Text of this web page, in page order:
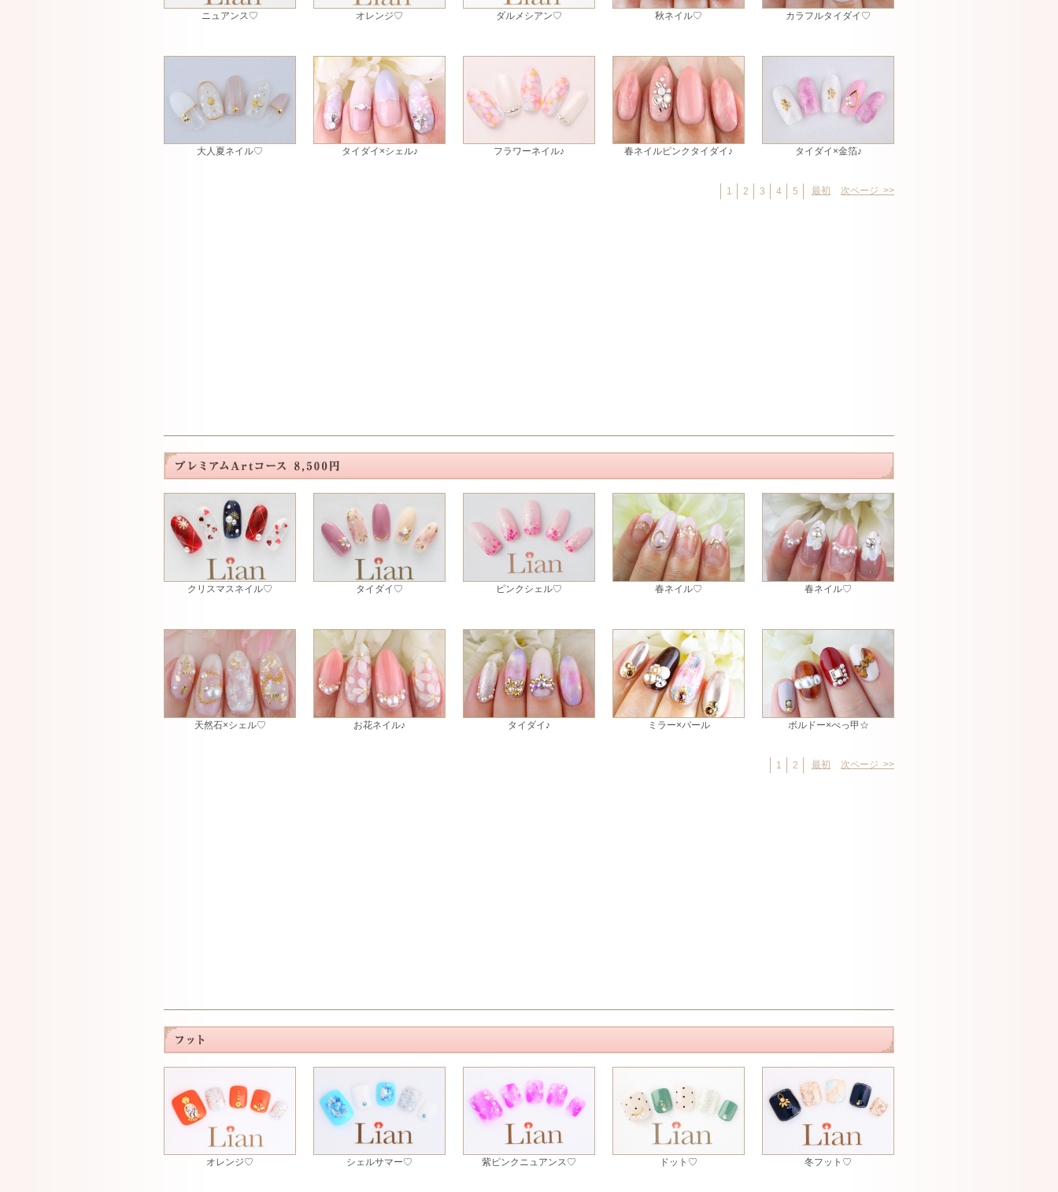
ニュアンス♡ オレンジ♡ ダルメシアン♡ 秋ネイル♡ カラフルタイダイ♡
大人夏ネイル♡ タイダイ×シェル♪ フラワーネイル♪ 春ネイルピンクタイダイ♪ タイダイ×金箔♪
最初 次ページ >>
1 2 3 4 5
クリスマスネイル♡ タイダイ♡ ピンクシェル♡ 春ネイル♡ 春ネイル♡
天然石×シェル♡ お花ネイル♪ タイダイ♪ ミラー×パール ボルドー×べっ甲☆
最初 次ページ >>
1 2
オレンジ♡ シェルサマー♡ 紫ピンクニュアンス♡ ドット♡ 冬フット♡